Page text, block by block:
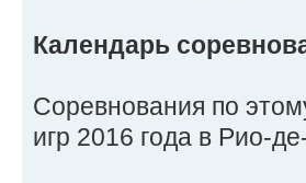
Календарь
Соревнования по
игр 2016 года в Рио-